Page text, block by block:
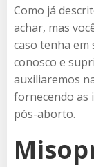
Como já
achar, mas
caso tenha em
conosco e
auxiliaremos
fornecendo as
pós-aborto.